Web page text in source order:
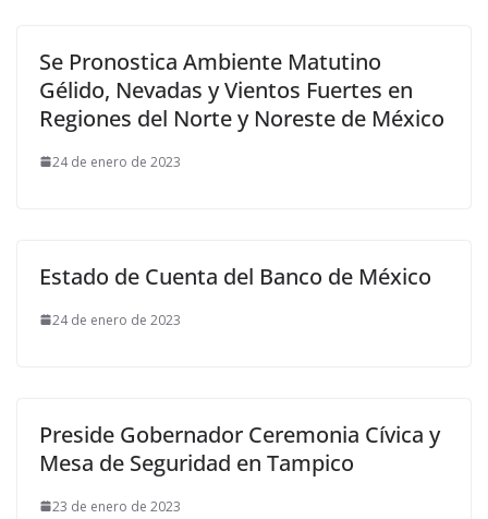
Se Pronostica Ambiente Matutino
Gélido, Nevadas y Vientos Fuertes en
Regiones del Norte y Noreste de México
24 de enero de 2023
Estado de Cuenta del Banco de México
24 de enero de 2023
Preside Gobernador Ceremonia Cívica y
Mesa de Seguridad en Tampico
23 de enero de 2023